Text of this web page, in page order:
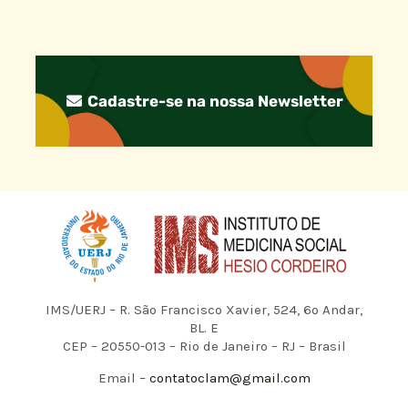
Cadastre-se na nossa Newsletter
IMS/UERJ – R. São Francisco Xavier, 524, 6º Andar,
BL. E
CEP – 20550-013 – Rio de Janeiro – RJ – Brasil
Email –contatoclam@gmail.com